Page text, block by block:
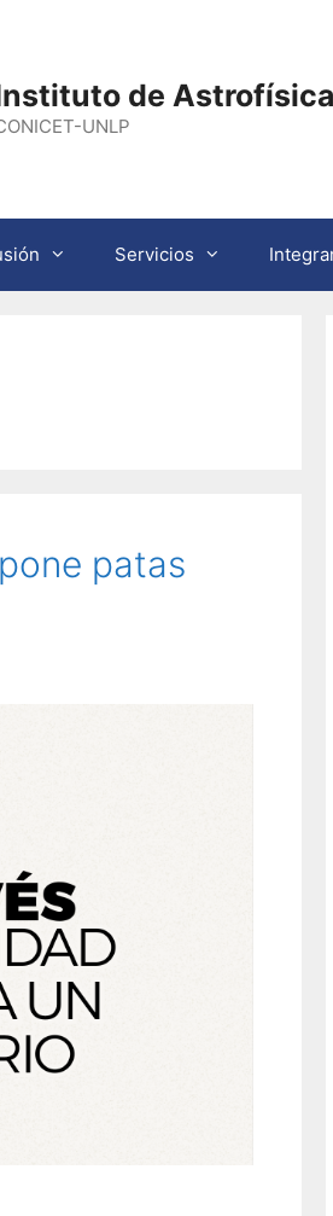
de
UNLP
Servicios
patas